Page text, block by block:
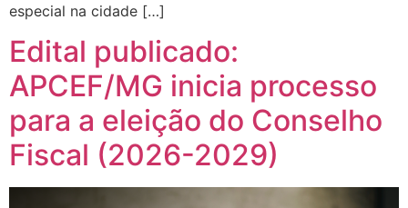
especial na cidade […]
Edital publicado:
APCEF/MG inicia processo
para a eleição do Conselho
Fiscal (2026-2029)